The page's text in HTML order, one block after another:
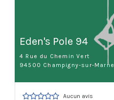
Eden's Pole 94
4 Rue du Chemin Vert
94500 Champigny-sur-Marne
Aucun avis